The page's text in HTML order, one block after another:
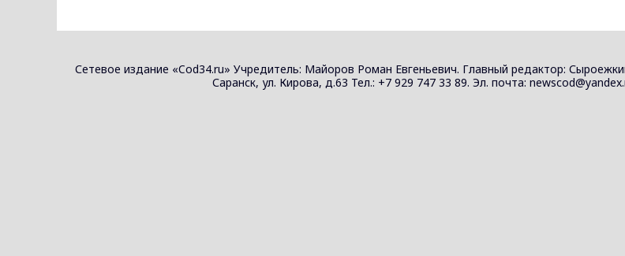
Сетевое издание «Cod34.ru» Учредитель: Майоров Роман Евгеньевич. Главный редактор:
Саранск, ул. Кирова, д.63 Тел.: +7 929 747 33 89. Эл. почта: